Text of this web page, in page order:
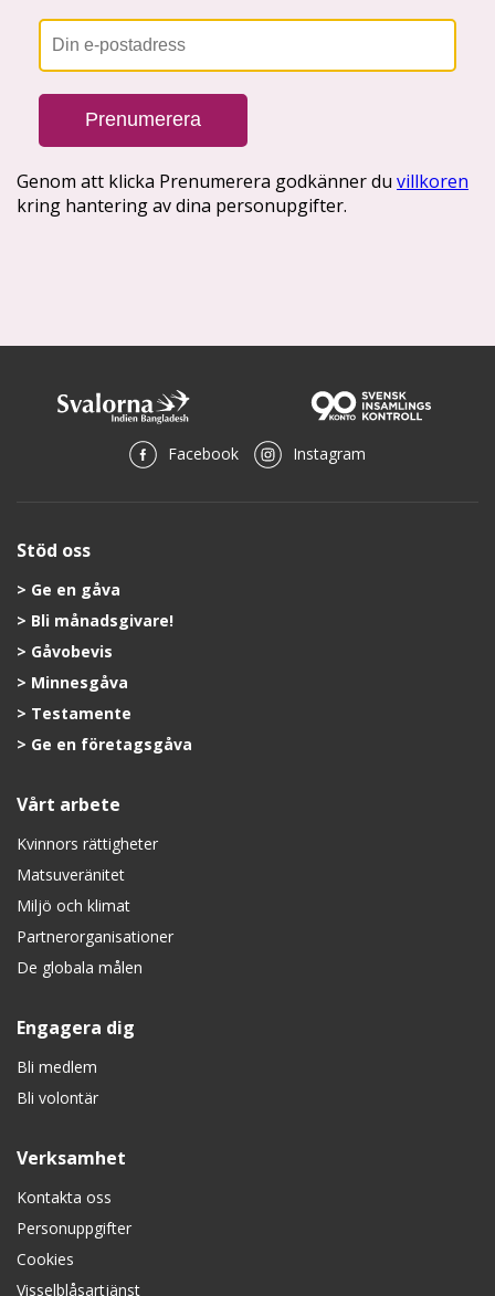
Facebook Instagram
Stöd oss
Ge en gåva
Bli månadsgivare!
Gåvobevis
Minnesgåva
Testamente
Ge en företagsgåva
Vårt arbete
Kvinnors rättigheter
Matsuveränitet
Miljö och klimat
Partnerorganisationer
De globala målen
Engagera dig
Bli medlem
Bli volontär
Verksamhet
Kontakta oss
Personuppgifter
Cookies
Visselblåsartjänst